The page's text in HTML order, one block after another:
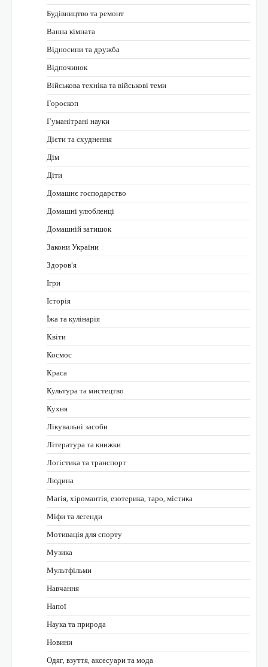
Будівництво та ремонт
Ванна кімната
Відносини та дружба
Відпочинок
Військова техніка та військові теми
Гороскоп
Гуманітрані науки
Дієти та схуднення
Дім
Діти
Домашнє господарство
Домашні улюбленці
Домашній затишок
Закони України
Здоров'я
Ігри
Історія
Їжа та кулінарія
Квіти
Космос
Краса
Культура та мистецтво
Кухня
Лікувальні засоби
Література та книжки
Логістика та транспорт
Людина
Магія, хіромантія, езотерика, таро, містика
Міфи та легенди
Мотивація для спорту
Музика
Мультфільми
Навчання
Напої
Наука та природа
Новини
Одяг, взуття, аксесуари та мода